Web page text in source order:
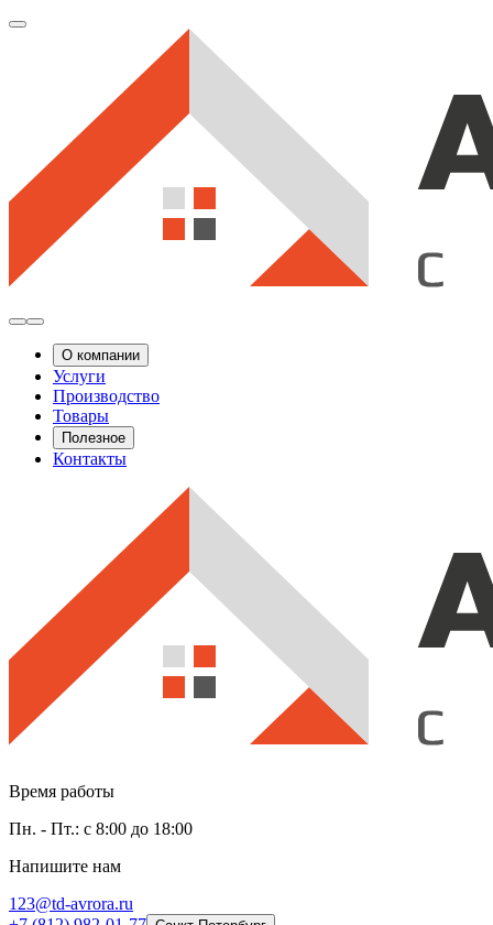
О компании
Услуги
Производство
Товары
Полезное
Контакты
Время работы
Пн. - Пт.: с 8:00 до 18:00
Напишите нам
123@td-avrora.ru